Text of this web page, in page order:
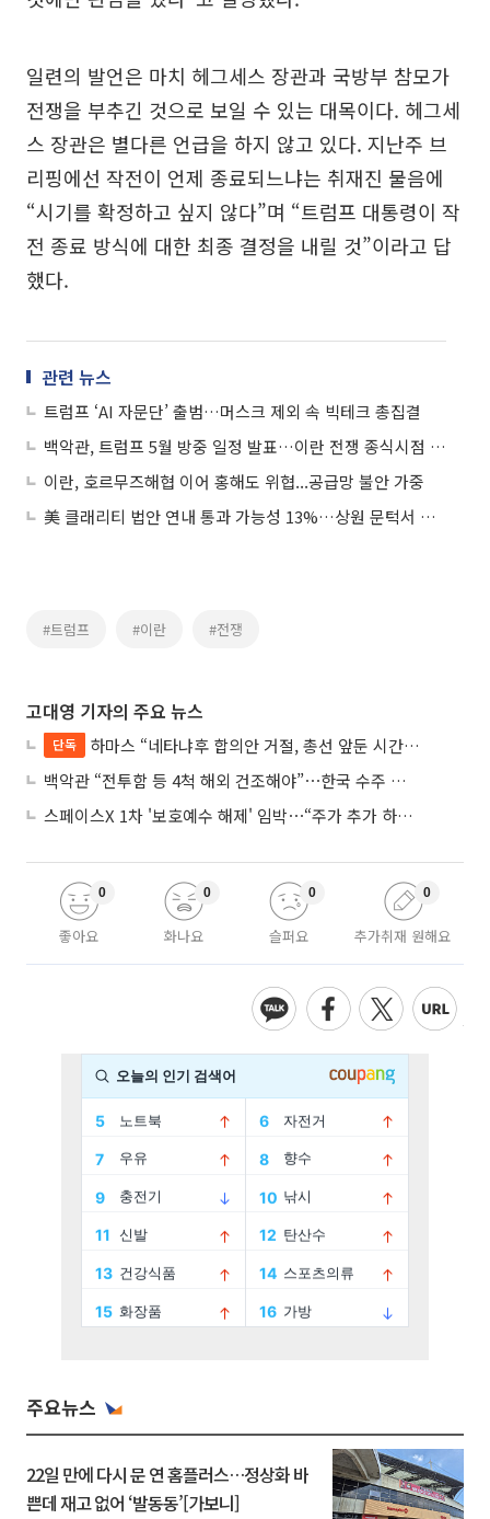
일련의 발언은 마치 헤그세스 장관과 국방부 참모가
전쟁을 부추긴 것으로 보일 수 있는 대목이다. 헤그세
스 장관은 별다른 언급을 하지 않고 있다. 지난주 브
리핑에선 작전이 언제 종료되느냐는 취재진 물음에
“시기를 확정하고 싶지 않다”며 “트럼프 대통령이 작
전 종료 방식에 대한 최종 결정을 내릴 것”이라고 답
했다.
관련 뉴스
트럼프 ‘AI 자문단’ 출범…머스크 제외 속 빅테크 총집결
백악관, 트럼프 5월 방중 일정 발표…이란 전쟁 종식시점 가시화
이란, 호르무즈해협 이어 홍해도 위협...공급망 불안 가중
美 클래리티 법안 연내 통과 가능성 13%…상원 문턱서 제동
#트럼프 #이란 #전쟁
고대영 기자의 주요 뉴스
단독
하마스 “네타냐후 합의안 거절, 총선 앞둔 시간 끌기”
백악관 “전투함 등 4척 해외 건조해야”⋯한국 수주 기대
스페이스X 1차 '보호예수 해제' 임박⋯“주가 추가 하락 가능성”
좋아요
0
화나요
0
슬퍼요
0
추가취재 원해요
0
주요뉴스
22일 만에 다시 문 연 홈플러스…정상화 바
쁜데 재고 없어 ‘발동동’[가보니]